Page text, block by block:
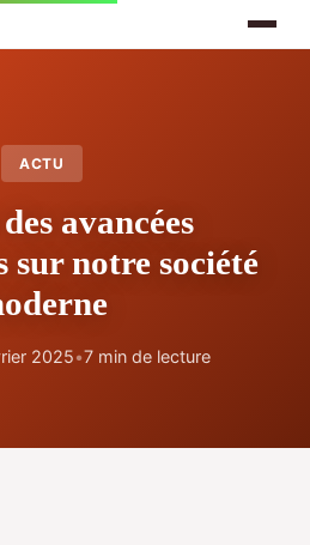
ACTU
avancées
sur notre société
2025•7 min de lecture